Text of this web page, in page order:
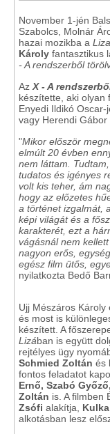
November 1-jén
Szabolcs, Molnár
hazai mozikba a
Károly fantasztikus
- A rendszerből
Az X - A
készítette, aki olyan
Enyedi Ildikó Oscar-
vagy Herendi Gábor
"Mikor először
elmúlt 20 évben
nem láttam.
tudatos és igényes
volt kis teher, ám
hogy az előzetes
a történet izgalmát,
képi világát és a
karakterét, ezt a
vágásnál nem
nagyon erős,
egész film ütős,
nyilatkozta Bedő
Ujj Mészáros Károly
és most is
készített. A
Lizában is együtt
rejtélyes ügy
Schmied Zoltán és
fontos feladatot
Ernő, Szabó
Zoltán is. A filmben
Zsófi alakítja,
alkotásban lesz